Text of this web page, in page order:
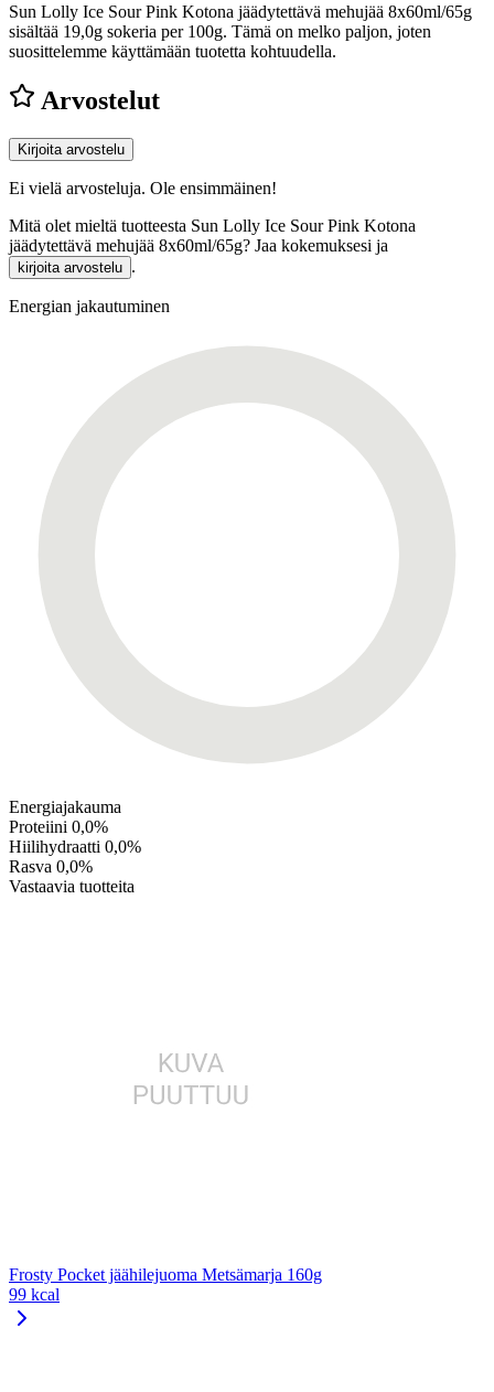
Sun Lolly Ice Sour Pink Kotona jäädytettävä mehujää 8x60ml/65g
sisältää 19,0g sokeria per 100g. Tämä on melko paljon, joten
suosittelemme käyttämään tuotetta kohtuudella.
Arvostelut
Kirjoita arvostelu
Ei vielä arvosteluja. Ole ensimmäinen!
Mitä olet mieltä tuotteesta Sun Lolly Ice Sour Pink Kotona
jäädytettävä mehujää 8x60ml/65g? Jaa kokemuksesi ja
kirjoita arvostelu .
Energian jakautuminen
Energiajakauma
Proteiini 0,0%
Hiilihydraatti 0,0%
Rasva 0,0%
Vastaavia tuotteita
Frosty Pocket jäähilejuoma Metsämarja 160g
99 kcal